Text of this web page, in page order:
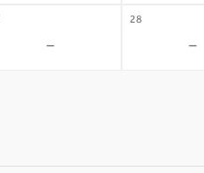
28
-
-